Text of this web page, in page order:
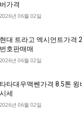
버가격
2026년 06월 02일
현대 트라고 엑시언트가격
번호판매매
2026년 06월 02일
타타대우맥쎈가격 8.5톤
시세
2026년 06월 02일